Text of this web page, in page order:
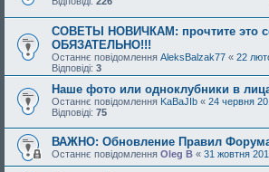
СОВЕТЫ НОВИЧКАМ: прочтите это
ОБЯЗАТЕЛЬНО!!!
Останнє повідомлення AleksBalzak77 « 22
Відповіді: 3
Наше фото или одноклубники в
Останнє повідомлення KaBaJIb « 24 червня
Відповіді: 75
ВАЖНО: Обновление Правил Форума
Останнє повідомлення Oleg B « 31 жовтня